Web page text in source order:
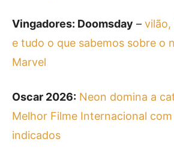
Vingadores: Doomsday – vilão,
e tudo o que sabemos sobre o
Marvel
Oscar 2026: Neon domina a
Melhor Filme Internacional
indicados